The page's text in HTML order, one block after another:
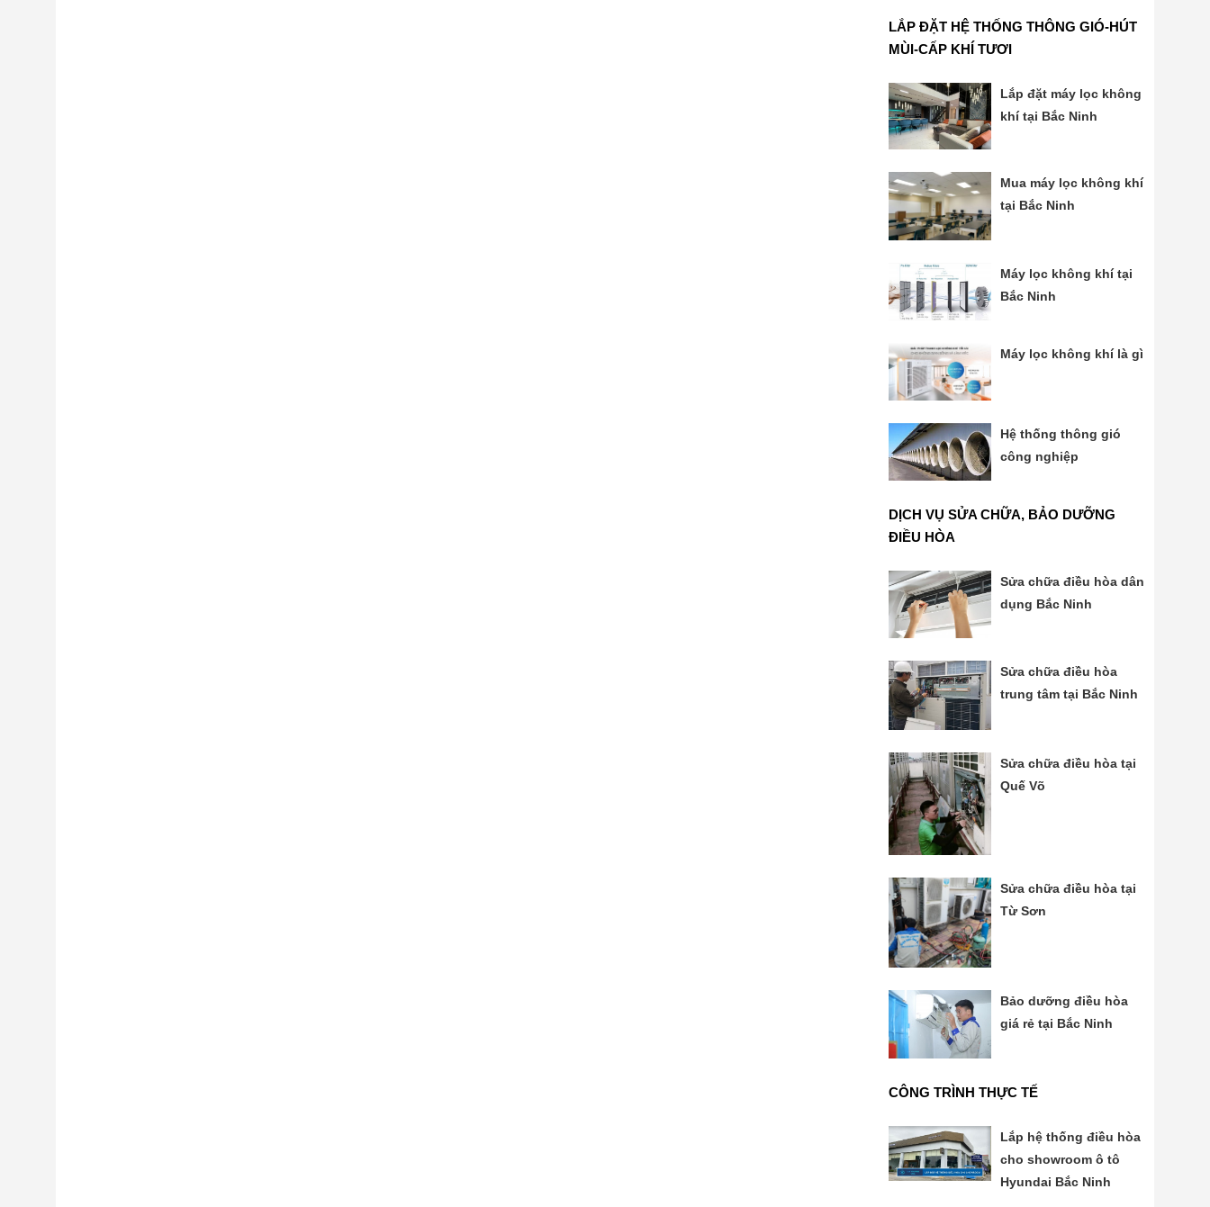
LẮP ĐẶT HỆ THỐNG THÔNG GIÓ-HÚT
MÙI-CẤP KHÍ TƯƠI
Lắp đặt máy lọc không
khí tại Bắc Ninh
Mua máy lọc không khí
tại Bắc Ninh
Máy lọc không khí tại
Bắc Ninh
Máy lọc không khí là gì
Hệ thống thông gió
công nghiệp
DỊCH VỤ SỬA CHỮA, BẢO DƯỠNG
ĐIỀU HÒA
Sửa chữa điều hòa dân
dụng Bắc Ninh
Sửa chữa điều hòa
trung tâm tại Bắc Ninh
Sửa chữa điều hòa tại
Quế Võ
Sửa chữa điều hòa tại
Từ Sơn
Bảo dưỡng điều hòa
giá rẻ tại Bắc Ninh
CÔNG TRÌNH THỰC TẾ
Lắp hệ thống điều hòa
cho showroom ô tô
Hyundai Bắc Ninh